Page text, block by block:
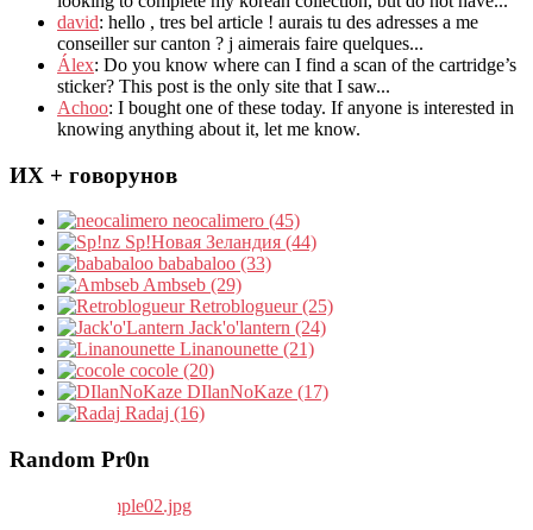
david: hello , tres bel article ! aurais tu des adresses a me
conseiller sur canton ? j aimerais faire quelques...
Álex: Do you know where can I find a scan of the cartridge’s
sticker? This post is the only site that I saw...
Achoo: I bought one of these today. If anyone is interested in
knowing anything about it, let me know.
ИХ + говорунов
neocalimero (45)
Sp!Новая Зеландия (44)
bababaloo (33)
Ambseb (29)
Retroblogueur (25)
Jack'o'lantern (24)
Linanounette (21)
cocole (20)
DIlanNoKaze (17)
Radaj (16)
Random Pr0n